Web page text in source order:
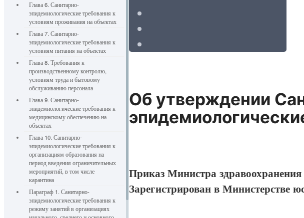
Глава 6. Санитарно-
эпидемиологические требования к
условиям проживания на объектах
Глава 7. Санитарно-
эпидемиологические требования к
условиям питания на объектах
Глава 8. Требования к
производственному контролю,
условиям труда и бытовому
обслуживанию персонала
Глава 9. Санитарно-
эпидемиологические требования к
медицинскому обеспечению на
объектах
Глава 10. Санитарно-
эпидемиологические требования к
организациям образования на
период введения ограничительных
мероприятий, в том числе
карантина
Параграф 1. Санитарно-
эпидемиологические требования к
режиму занятий в организациях
Об утверждении
Приказ Министра
Зарегистрирован в Министерстве